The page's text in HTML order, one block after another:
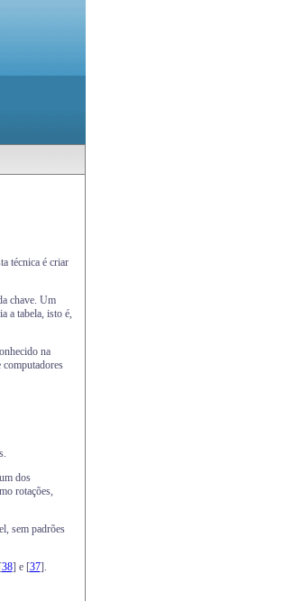
técnica é criar
chave. Um
a tabela, isto é,
na
computadores
dos
rotações,
sem padrões
38] e [37].